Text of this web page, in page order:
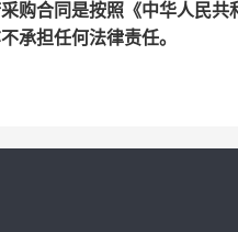
购合同是按照《中华人民
承担任何法律责任。